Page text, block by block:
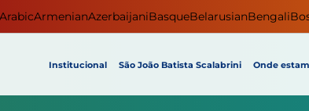
ArabicArmenianAzerbaijaniBasqueBelarusianBengali
Institucional São João Batista Scalabrini Onde